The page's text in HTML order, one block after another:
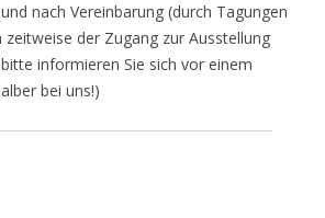
nach Vereinbarung (durch Tagungen
der Zugang zur Ausstellung
informieren Sie sich vor einem
bei uns!)